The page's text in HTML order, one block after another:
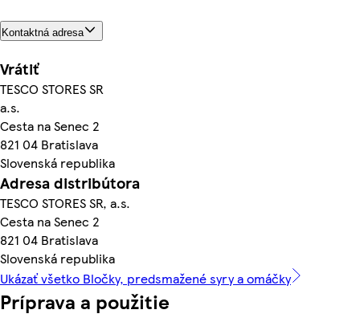
Kontaktná adresa
Vrátiť
TESCO STORES SR
a.s.
Cesta na Senec 2
821 04 Bratislava
Slovenská republika
Adresa distribútora
TESCO STORES SR, a.s.
Cesta na Senec 2
821 04 Bratislava
Slovenská republika
Ukázať všetko Bločky, predsmažené syry a omáčky
Príprava a použitie